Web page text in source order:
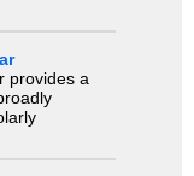
provides a